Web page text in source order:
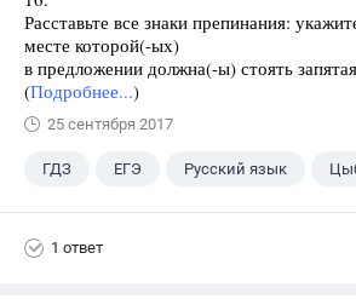
Расставьте все знаки препинания:
месте которой(-ых)
в предложении должна(-ы) стоять
(Подробнее...)
25 сентября 2017
ГДЗ ЕГЭ Русский язык
1 ответ